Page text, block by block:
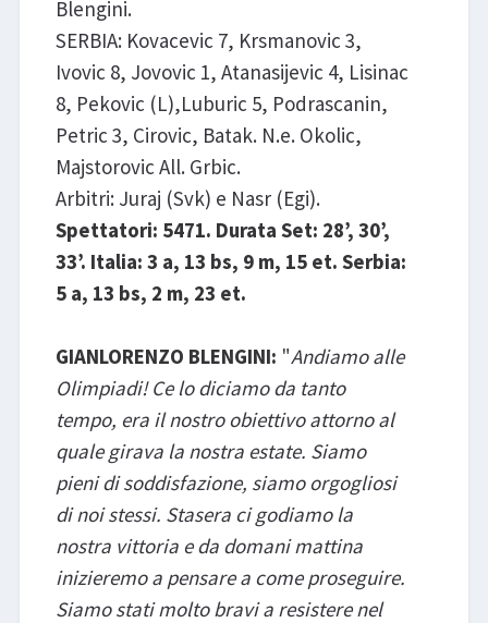
Blengini.
SERBIA: Kovacevic 7, Krsmanovic 3,
Ivovic 8, Jovovic 1, Atanasijevic 4, Lisinac
8, Pekovic (L),Luburic 5, Podrascanin,
Petric 3, Cirovic, Batak. N.e. Okolic,
Majstorovic All. Grbic.
Arbitri: Juraj (Svk) e Nasr (Egi).
Spettatori: 5471. Durata Set: 28’, 30’,
33’. Italia: 3 a, 13 bs, 9 m, 15 et. Serbia:
5 a, 13 bs, 2 m, 23 et.
GIANLORENZO BLENGINI: "Andiamo alle
Olimpiadi! Ce lo diciamo da tanto
tempo, era il nostro obiettivo attorno al
quale girava la nostra estate. Siamo
pieni di soddisfazione, siamo orgogliosi
di noi stessi. Stasera ci godiamo la
nostra vittoria e da domani mattina
inizieremo a pensare a come proseguire.
Siamo stati molto bravi a resistere nel